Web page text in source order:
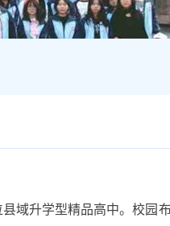
域升学型精品高中。校园